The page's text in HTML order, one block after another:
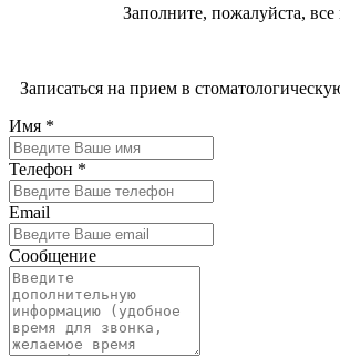
Заполните, пожалуйста, все
Записаться на прием в
Имя *
Телефон *
Email
Сообщение